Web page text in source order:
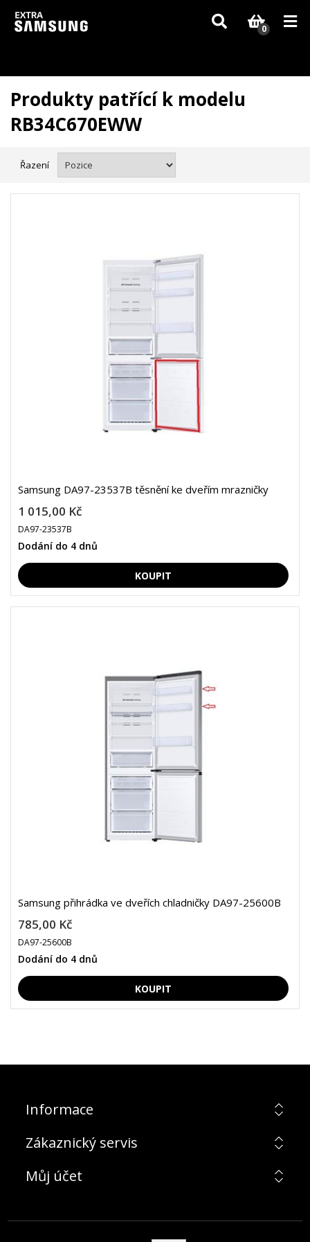
Vzhledem k aktuální situaci se může dodání dílů, které nejsou skladem,
zpozdit. Děkujeme za pochopení.
0
Produkty patřící k modelu
RB34C670EWW
Řazení
Samsung DA97-23537B těsnění ke dveřím mrazničky
1 015,00 Kč
DA97-23537B
Dodání do 4 dnů
Samsung přihrádka ve dveřích chladničky DA97-25600B
785,00 Kč
DA97-25600B
Dodání do 4 dnů
Informace
Zákaznický servis
Můj účet